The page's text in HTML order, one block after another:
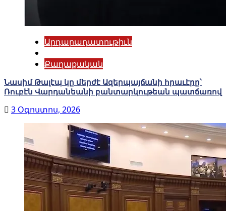
Արդարադատութիւն
Քաղաքական
Նասիմ Թալէպ կը մերժէ Ազերպայճանի հրաւէրը՝
Ռուբէն Վարդանեանի բանտարկութեան պատճառով
3 Օգոստոս, 2026